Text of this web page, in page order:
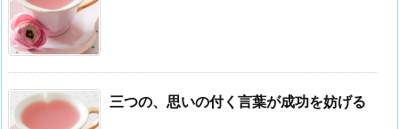
三つの、思いの付く言葉が成功を妨げる